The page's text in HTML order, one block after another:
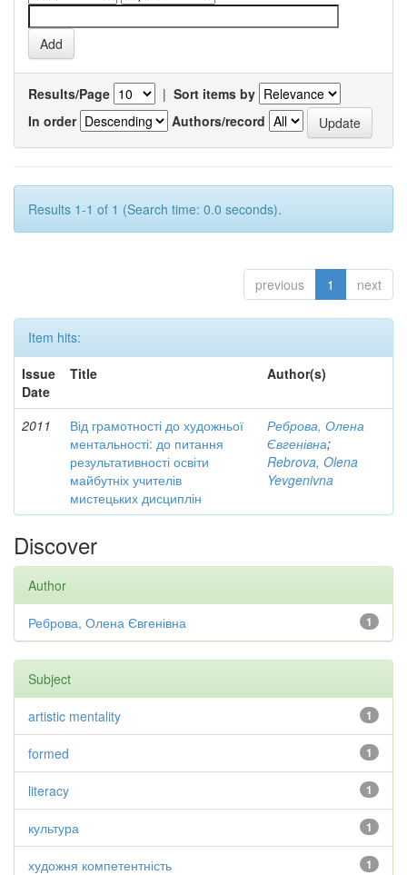
Results/Page | Sort items by
In order
Authors/record
Results 1-1 of 1 (Search time: 0.0 seconds).
previous 1 next
Item hits:
Issue
Date
Title Author(s)
2011
Від грамотності до художньої
ментальності: до питання
результативності освіти
майбутніх учителів
мистецьких дисциплін
Реброва, Олена
Євгенівна;
Rebrova, Olena
Yevgenivna
Discover
Author
1
Реброва, Олена Євгенівна
Subject
1
artistic mentality
1
formed
1
literacy
1
культура
1
художня компетентність